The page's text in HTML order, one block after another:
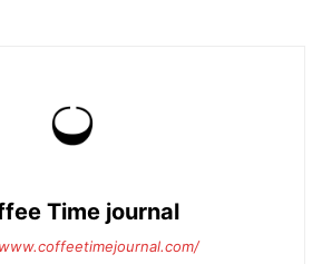
Time journal